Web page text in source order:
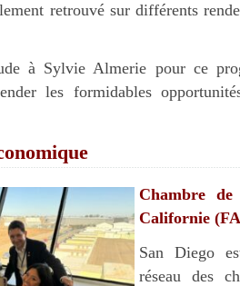
retrouvé sur différents
à Sylvie Almerie pour ce
les formidables
Chambre
Californie
San Diego
réseau des